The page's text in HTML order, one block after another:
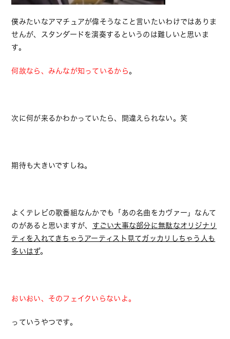
僕みたいなアマチュアが偉そうなこと言いたいわけではありま
せんが、スタンダードを演奏するというのは難しいと思いま
す。
何故なら、みんなが知っているから 。
次に何が来るかわかっていたら、間違えられない。笑
期待も大きいですしね。
よくテレビの歌番組なんかでも「あの名曲をカヴァー」なんて
のがあると思いますが、
すごい大事な部分に無駄なオリジナリ
ティを入れてきちゃうアーティスト見てガッカリしちゃう人も
多いはず。
おいおい、そのフェイクいらないよ。
っていうやつです。